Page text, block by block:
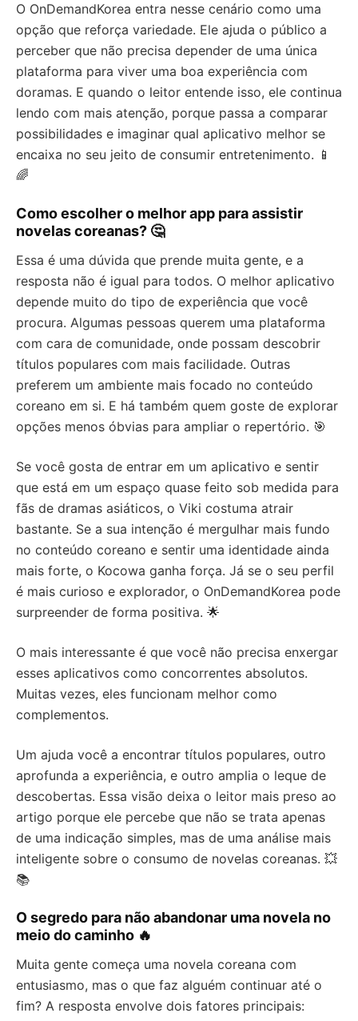
O OnDemandKorea entra nesse cenário como uma
opção que reforça variedade. Ele ajuda o público a
perceber que não precisa depender de uma única
plataforma para viver uma boa experiência com
doramas. E quando o leitor entende isso, ele continua
lendo com mais atenção, porque passa a comparar
possibilidades e imaginar qual aplicativo melhor se
encaixa no seu jeito de consumir entretenimento. 📱
🌈
Como escolher o melhor app para assistir
novelas coreanas? 🤔
Essa é uma dúvida que prende muita gente, e a
resposta não é igual para todos. O melhor aplicativo
depende muito do tipo de experiência que você
procura. Algumas pessoas querem uma plataforma
com cara de comunidade, onde possam descobrir
títulos populares com mais facilidade. Outras
preferem um ambiente mais focado no conteúdo
coreano em si. E há também quem goste de explorar
opções menos óbvias para ampliar o repertório. 🎯
Se você gosta de entrar em um aplicativo e sentir
que está em um espaço quase feito sob medida para
fãs de dramas asiáticos, o Viki costuma atrair
bastante. Se a sua intenção é mergulhar mais fundo
no conteúdo coreano e sentir uma identidade ainda
mais forte, o Kocowa ganha força. Já se o seu perfil
é mais curioso e explorador, o OnDemandKorea pode
surpreender de forma positiva. 🌟
O mais interessante é que você não precisa enxergar
esses aplicativos como concorrentes absolutos.
Muitas vezes, eles funcionam melhor como
complementos.
Um ajuda você a encontrar títulos populares, outro
aprofunda a experiência, e outro amplia o leque de
descobertas. Essa visão deixa o leitor mais preso ao
artigo porque ele percebe que não se trata apenas
de uma indicação simples, mas de uma análise mais
inteligente sobre o consumo de novelas coreanas. 💥
📚
O segredo para não abandonar uma novela no
meio do caminho 🔥
Muita gente começa uma novela coreana com
entusiasmo, mas o que faz alguém continuar até o
fim? A resposta envolve dois fatores principais: